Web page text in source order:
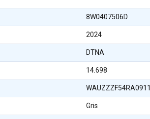
8W0407506D
2024
DTNA
14.698
Gris